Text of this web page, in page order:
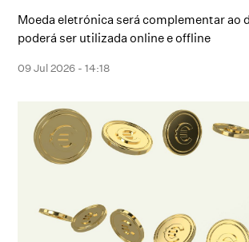
Moeda eletrónica será complementar ao
poderá ser utilizada online e offline
09 Jul 2026 - 14:18